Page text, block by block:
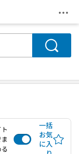
メ
検索
一括
お気
に入